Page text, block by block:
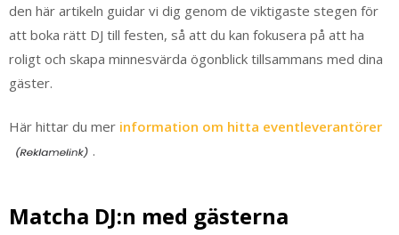
den här artikeln guidar vi dig genom de viktigaste stegen för
att boka rätt DJ till festen, så att du kan fokusera på att ha
roligt och skapa minnesvärda ögonblick tillsammans med dina
gäster.
Här hittar du mer information om hitta eventleverantörer
.
Matcha DJ:n med gästerna